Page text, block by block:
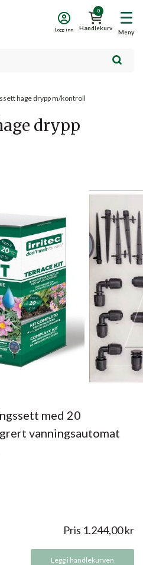
Meny
0
Handlekurv
Logg inn
hage drypp m/kontroll
drypp
med 20
vanningsautomat
Pris 1.244,00kr
Legg i handlekurven